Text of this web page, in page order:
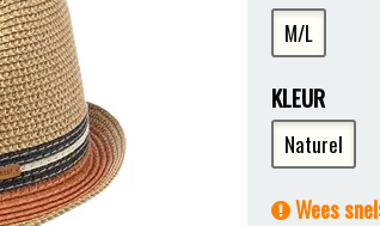
M/L
KLEUR
Naturel
Wees